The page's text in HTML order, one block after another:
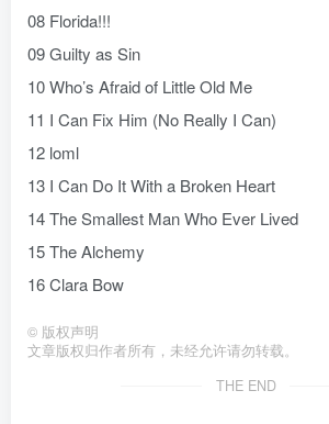
08 Florida!!!
09 Guilty as Sin
10 Who’s Afraid of Little Old Me
11 I Can Fix Him (No Really I Can)
12 loml
13 I Can Do It With a Broken Heart
14 The Smallest Man Who Ever Lived
15 The Alchemy
16 Clara Bow
© 版权声明
文章版权归作者所有，未经允许请勿转载。
THE END